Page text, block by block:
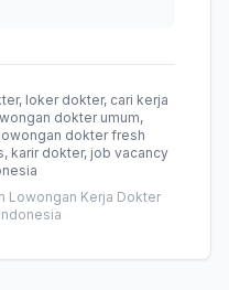
loker dokter, cari kerja
dokter umum,
dokter fresh
karir dokter, job vacancy
Lowongan Kerja Dokter